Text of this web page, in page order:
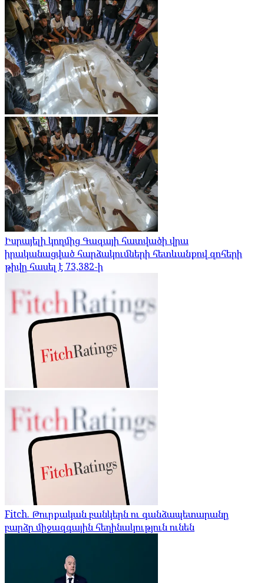
Իսրայելի կողմից Գազայի հատվածի վրա
իրականացված հարձակումների հետևանքով զոհերի
թիվը հասել է 73,382-ի
Fitch. Թուրքական բանկերն ու գանձապետարանը
բարձր միջազգային հեղինակություն ունեն